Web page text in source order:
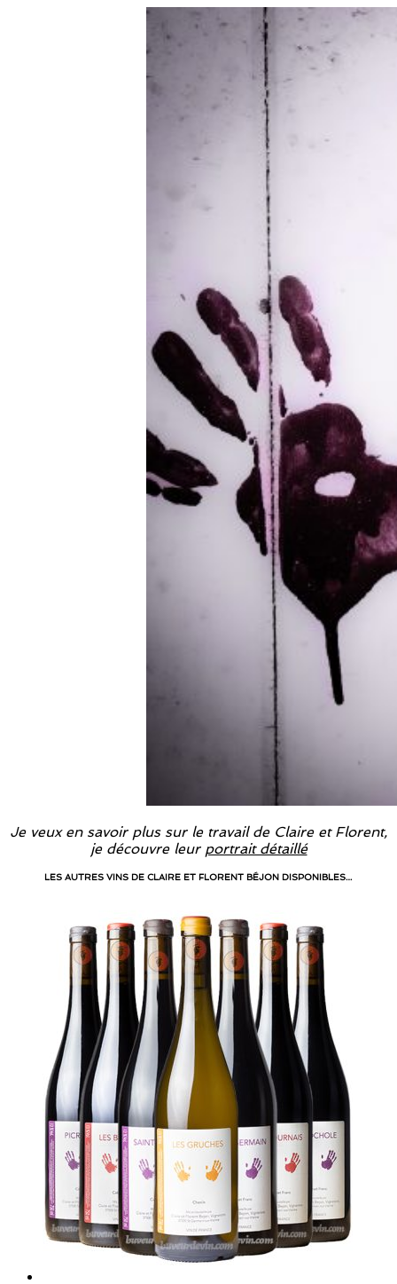
Je veux en savoir plus sur le travail de Claire et Florent,
je découvre leur portrait détaillé
LES AUTRES VINS DE CLAIRE ET FLORENT BÉJON DISPONIBLES…